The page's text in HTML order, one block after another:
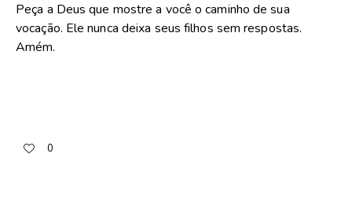
Peça a Deus que mostre a você o caminho de sua
vocação. Ele nunca deixa seus filhos sem respostas.
Amém.
0